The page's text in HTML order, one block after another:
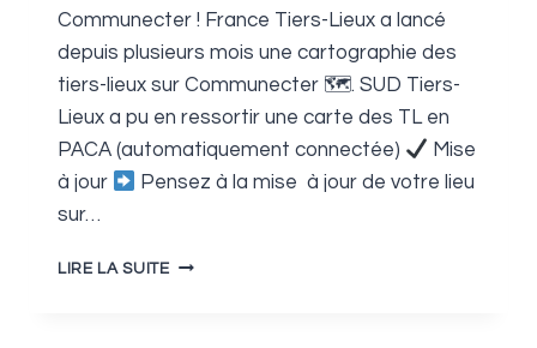
Communecter ! France Tiers-Lieux a lancé
depuis plusieurs mois une cartographie des
tiers-lieux sur Communecter 🗺. SUD Tiers-
Lieux a pu en ressortir une carte des TL en
PACA (automatiquement connectée)
Mise
à jour
Pensez à la mise à jour de votre lieu
sur…
LIRE LA SUITECARTOGRAPHIE